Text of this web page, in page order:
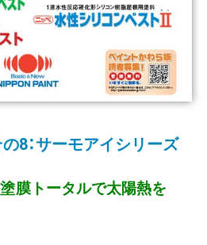
8：サーモアイシリーズ
膜トータルで太陽熱を